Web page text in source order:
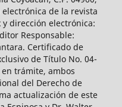
electrónica de la revista
dirección electrónica:
Responsable:
Certificado de
de Título No. 04-
en trámite, ambos
del Derecho de
actualización de este